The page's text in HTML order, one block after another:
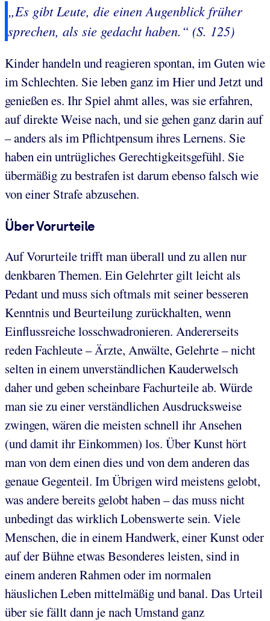
„Es gibt Leute, die einen Augenblick früher
sprechen, als sie gedacht haben.“ (S. 125)
Kinder handeln und reagieren spontan, im Guten wie
im Schlechten. Sie leben ganz im Hier und Jetzt und
genießen es. Ihr Spiel ahmt alles, was sie erfahren,
auf direkte Weise nach, und sie gehen ganz darin auf
– anders als im Pflichtpensum ihres Lernens. Sie
haben ein untrügliches Gerechtigkeitsgefühl. Sie
übermäßig zu bestrafen ist darum ebenso falsch wie
von einer Strafe abzusehen.
Über Vorurteile
Auf Vorurteile trifft man überall und zu allen nur
denkbaren Themen. Ein Gelehrter gilt leicht als
Pedant und muss sich oftmals mit seiner besseren
Kenntnis und Beurteilung zurückhalten, wenn
Einflussreiche losschwadronieren. Andererseits
reden Fachleute – Ärzte, Anwälte, Gelehrte – nicht
selten in einem unverständlichen Kauderwelsch
daher und geben scheinbare Fachurteile ab. Würde
man sie zu einer verständlichen Ausdrucksweise
zwingen, wären die meisten schnell ihr Ansehen
(und damit ihr Einkommen) los. Über Kunst hört
man von dem einen dies und von dem anderen das
genaue Gegenteil. Im Übrigen wird meistens gelobt,
was andere bereits gelobt haben – das muss nicht
unbedingt das wirklich Lobenswerte sein. Viele
Menschen, die in einem Handwerk, einer Kunst oder
auf der Bühne etwas Besonderes leisten, sind in
einem anderen Rahmen oder im normalen
häuslichen Leben mittelmäßig und banal. Das Urteil
über sie fällt dann je nach Umstand ganz